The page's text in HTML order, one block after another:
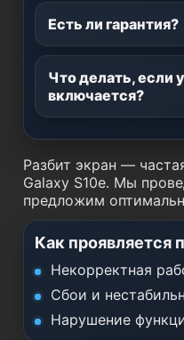
Есть ли гарантия?
Что делать, если
включается?
Разбит экран —
Galaxy S10e. Мы
предложим
Как проявляется
Некорректная
Сбои и
Нарушение